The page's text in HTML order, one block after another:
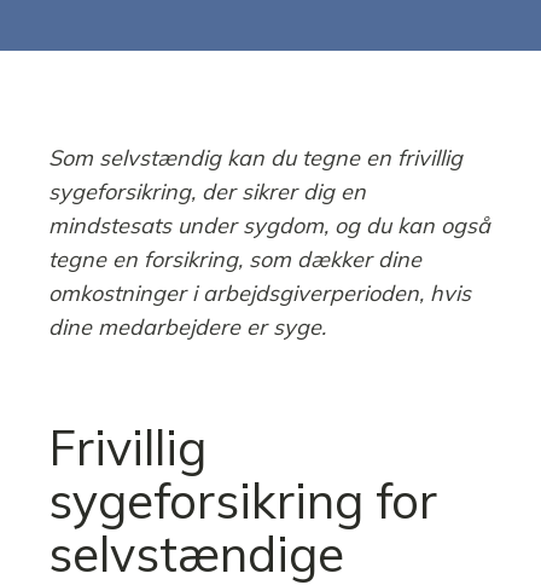
Som selvstændig kan du tegne en frivillig
sygeforsikring, der sikrer dig en
mindstesats under sygdom, og du kan også
tegne en forsikring, som dækker dine
omkostninger i arbejdsgiverperioden, hvis
dine medarbejdere er syge.
Frivillig
sygeforsikring for
selvstændige